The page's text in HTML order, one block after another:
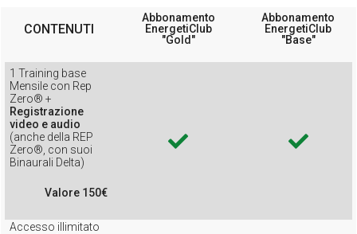
CONTENUTI
Abbonamento
EnergetiClub
"Gold"
Abbonamento
EnergetiClub
"Base"
1 Training base
Mensile con Rep
Zero® +
Registrazione
video e audio
(anche della REP
Zero®, con suoi
Binaurali Delta)
Valore 150€
Accesso illimitato